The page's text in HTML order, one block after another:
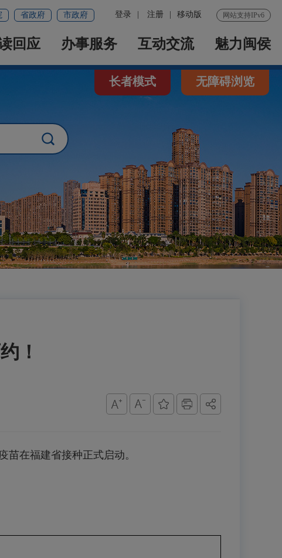
网站支持IPv6
登录 注册 移动版
省政府 市政府
回应 办事服务 互动交流 魅力闽侯
长者模式 无障碍浏览
！
苗在福建省接种正式启动。